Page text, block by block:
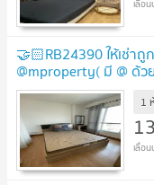
🤝🏻RB24390 ให้เช่า
@mproperty( มี @ ด้
1